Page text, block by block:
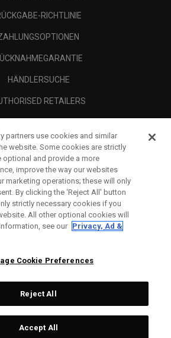
RICHTLINIE
HÄNDLERSUCHE
RETAILERS
RECHTLICHES-
Topgolf Callaway Brands.
All rights reserved.
partners use cookies and similar
website. Some cookies are strictly
optional and provide a more
improve the way our websites
marketing operations; these will only
By clicking the ‘Reject All' button
strictly necessary cookies if you
All other optional cookies will
see our Privacy, Ad &
Cookie Preferences
Reject All
Accept All